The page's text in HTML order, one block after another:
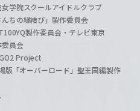
学院スクールアイドルクラブ
ちの縁結び」製作委員会
製作委員会・テレビ東京
員会
Project
版「オーバーロード」聖王国編製作